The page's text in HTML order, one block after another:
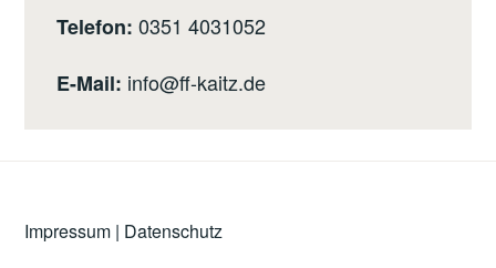
Telefon:0351 4031052
E-Mail: info@ff-kaitz.de
Impressum | Datenschutz